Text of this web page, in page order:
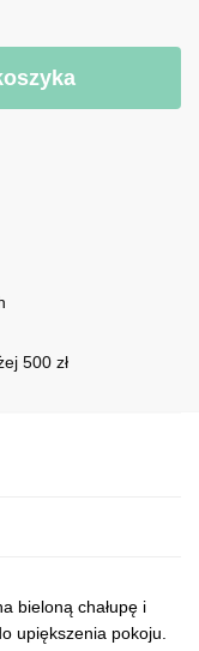
500 zł
bieloną chałupę i
upiększenia pokoju.